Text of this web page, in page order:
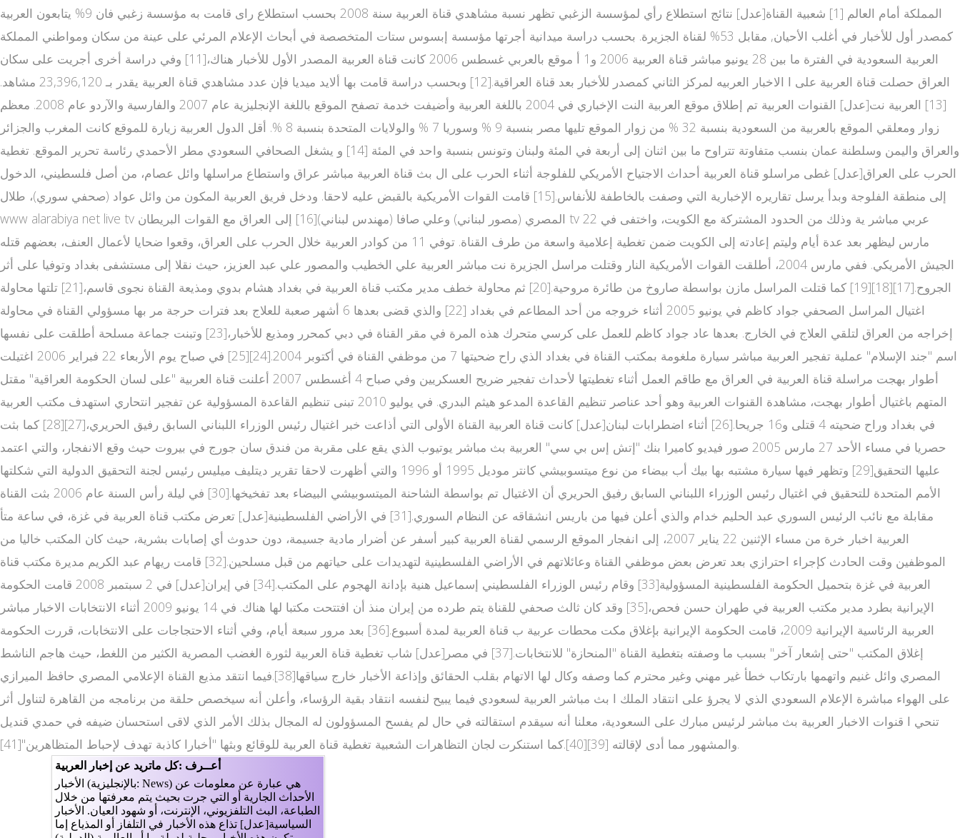
المملكة أمام العالم [1] شعبية القناة[عدل] نتائج استطلاع رأي لمؤسسة الزغبي تظهر نسبة مشاهدي قناة العربية سنة 2008 بحسب استطلاع راى قامت به مؤسسة زغبي فان 9% يتابعون العربية
كمصدر أول للأخبار في أغلب الأحيان, مقابل 53% لقناة الجزيرة. بحسب دراسة ميدانية أجرتها مؤسسة إبسوس ستات المتخصصة في أبحاث الإعلام المرئي على عينة من سكان ومواطني المملكة
العربية السعودية في الفترة ما بين 28 يونيو مباشر قناة العربية 2006 و1 أ موقع بالعربي غسطس 2006 كانت قناة العربية المصدر الأول للأخبار هناك،[11] وفي دراسة أخرى أجريت على سكان
العراق حصلت قناة العربية على ا الاخبار العربیه لمركز الثاني كمصدر للأخبار بعد قناة العراقية.[12] وبحسب دراسة قامت بها ألايد ميديا فإن عدد مشاهدي قناة العربية يقدر بـ 23,396,120 مشاهد.
[13] العربية نت[عدل] القنوات العربية تم إطلاق موقع العربية النت الإخباري في 2004 باللغة العربية وأضيفت خدمة تصفح الموقع باللغة الإنجليزية عام 2007 والفارسية والآردو عام 2008. معظم
زوار ومعلقي الموقع بالعربية من السعودية بنسبة 32 % من زوار الموقع تليها مصر بنسبة 9 % وسوريا 7 % والولايات المتحدة بنسبة 8 %. أقل الدول العربية زيارة للموقع كانت المغرب والجزائر
والعراق واليمن وسلطنة عمان بنسب متفاوتة تتراوح ما بين اثنان إلى أربعة في المئة ولبنان وتونس بنسبة واحد في المئة [14] و يشغل الصحافي السعودي مطر الأحمدي رئاسة تحرير الموقع. تغطية
الحرب على العراق[عدل] غطى مراسلو قناة العربية أحداث الاجتياح الأمريكي للفلوجة أثناء الحرب على ال بث قناة العربية مباشر عراق واستطاع مراسلها وائل عصام، من أصل فلسطيني، الدخول
إلى منطقة الفلوجة وبدأ يرسل تقاريره الإخبارية التي وصفت بالخاطفة للأنفاس.[15] قامت القوات الأمريكية بالقبض عليه لاحقا. ودخل فريق العربية المكون من وائل عواد (صحفي سوري)، طلال
www alarabiya net live tv المصري (مصور لبناني) وعلي صافا (مهندس لبناني)[16] إلى العراق مع القوات البريطان tv عربي مباشر ية وذلك من الحدود المشتركة مع الكويت، واختفى في 22
مارس ليظهر بعد عدة أيام وليتم إعادته إلى الكويت ضمن تغطية إعلامية واسعة من طرف القناة. توفي 11 من كوادر العربية خلال الحرب على العراق، وقعوا ضحايا لأعمال العنف، بعضهم قتله
الجيش الأمريكي. ففي مارس 2004، أطلقت القوات الأمريكية النار وقتلت مراسل الجزيرة نت مباشر العربية علي الخطيب والمصور علي عبد العزيز، حيث نقلا إلى مستشفى بغداد وتوفيا على أثر
الجروح.[17][18][19] كما قتلت المراسل مازن بواسطة صاروخ من طائرة مروحية.[20] ثم محاولة خطف مدير مكتب قناة العربية في بغداد هشام بدوي ومذيعة القناة نجوى قاسم،[21] تلتها محاولة
اغتيال المراسل الصحفي جواد كاظم في يونيو 2005 أثناء خروجه من أحد المطاعم في بغداد [22] والذي قضى بعدها 6 أشهر صعبة للعلاج بعد فترات حرجة مر بها مسؤولي القناة في محاولة
إخراجه من العراق لتلقي العلاج في الخارج. بعدها عاد جواد كاظم للعمل على كرسي متحرك هذه المرة في مقر القناة في دبي كمحرر ومذيع للأخبار،[23] وتبنت جماعة مسلحة أطلقت على نفسها
اسم "جند الإسلام" عملية تفجير العربية مباشر سيارة ملغومة بمكتب القناة في بغداد الذي راح ضحيتها 7 من موظفي القناة في أكتوبر 2004.[24][25] في صباح يوم الأربعاء 22 فبراير 2006 اغتيلت
أطوار بهجت مراسلة قناة العربية في العراق مع طاقم العمل أثناء تغطيتها لأحداث تفجير ضريح العسكريين وفي صباح 4 أغسطس 2007 أعلنت قناة العربية "على لسان الحكومة العراقية" مقتل
المتهم باغتيال أطوار بهجت، مشاهدة القنوات العربية وهو أحد عناصر تنظيم القاعدة المدعو هيثم البدري. في يوليو 2010 تبنى تنظيم القاعدة المسؤولية عن تفجير انتحاري استهدف مكتب العربية
في بغداد وراح ضحيته 4 قتلى و16 جريحا.[26] أثناء اضطرابات لبنان[عدل] كانت قناة العربية القناة الأولى التي أذاعت خبر اغتيال رئيس الوزراء اللبناني السابق رفيق الحريري،[27][28] كما بثت
حصريا في مساء الأحد 27 مارس 2005 صور فيديو كاميرا بنك "إتش إس بي سي" العربية بث مباشر يوتيوب الذي يقع على مقربة من فندق سان جورج في بيروت حيث وقع الانفجار، والتي اعتمد
عليها التحقيق[29] وتظهر فيها سيارة مشتبه بها بيك أب بيضاء من نوع ميتسوبيشي كانتر موديل 1995 أو 1996 والتي أظهرت لاحقا تقرير ديتليف ميليس رئيس لجنة التحقيق الدولية التي شكلتها
الأمم المتحدة للتحقيق في اغتيال رئيس الوزراء اللبناني السابق رفيق الحريري أن الاغتيال تم بواسطة الشاحنة الميتسوبيشي البيضاء بعد تفخيخها.[30] في ليلة رأس السنة عام 2006 بثت القناة
مقابلة مع نائب الرئيس السوري عبد الحليم خدام والذي أعلن فيها من باريس انشقاقه عن النظام السوري.[31] في الأراضي الفلسطينية[عدل] تعرض مكتب قناة العربية في غزة، في ساعة متأ
العربية اخبار خرة من مساء الإثنين 22 يناير 2007، إلى انفجار الموقع الرسمي لقناة العربية كبير أسفر عن أضرار مادية جسيمة، دون حدوث أي إصابات بشرية، حيث كان المكتب خاليا من
الموظفين وقت الحادث كإجراء احترازي بعد تعرض بعض موظفي القناة وعائلاتهم في الأراضي الفلسطينية لتهديدات على حياتهم من قبل مسلحين.[32] قامت ريهام عبد الكريم مديرة مكتب قناة
العربية في غزة بتحميل الحكومة الفلسطينية المسؤولية[33] وقام رئيس الوزراء الفلسطيني إسماعيل هنية بإدانة الهجوم على المكتب.[34] في إيران[عدل] في 2 سبتمبر 2008 قامت الحكومة
الإيرانية بطرد مدير مكتب العربية في طهران حسن فحص،[35] وقد كان ثالث صحفي للقناة يتم طرده من إيران منذ أن افتتحت مكتبا لها هناك. في 14 يونيو 2009 أثناء الانتخابات الاخبار مباشر
العربية الرئاسية الإيرانية 2009، قامت الحكومة الإيرانية بإغلاق مكت محطات عربية ب قناة العربية لمدة أسبوع.[36] بعد مرور سبعة أيام، وفي أثناء الاحتجاجات على الانتخابات، قررت الحكومة
إغلاق المكتب "حتى إشعار آخر" بسبب ما وصفته بتغطية القناة "المنحازة" للانتخابات.[37] في مصر[عدل] شاب تغطية قناة العربية لثورة الغضب المصرية الكثير من اللغط، حيث هاجم الناشط
المصري وائل غنيم واتهمها بارتكاب خطأ غير مهني وغير محترم كما وصفه وكال لها الاتهام بقلب الحقائق وإذاعة الأخبار خارج سياقها[38].فيما انتقد مذيع القناة الإعلامي المصري حافظ الميرازي
على الهواء مباشرة الإعلام السعودي الذي لا يجرؤ على انتقاد الملك ا بث مباشر العربية لسعودي فيما يبيح لنفسه انتقاد بقية الرؤساء، وأعلن أنه سيخصص حلقة من برنامجه من القاهرة لتناول أثر
تنحي ا قنوات الاخبار العربية بث مباشر لرئيس مبارك على السعودية، معلنا أنه سيقدم استقالته في حال لم يفسح المسؤولون له المجال بذلك الأمر الذي لاقى استحسان ضيفه في حمدي قنديل
والمشهور مما أدى لإقالته [39][40].كما استنكرت لجان التظاهرات الشعبية تغطية قناة العربية للوقائع وبثها "أخبارا كاذبة تهدف لإحباط المتظاهرين"[41].